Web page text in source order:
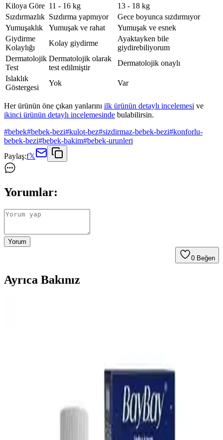
Kiloya Göre 11 - 16 kg
13 - 18 kg
Sızdırmazlık Sızdırma yapmıyor
Gece boyunca sızdırmıyor
Yumuşaklık
Yumuşak ve rahat
Yumuşak ve esnek
Giydirme
Kolaylığı
Kolay giydirme
Ayaktayken bile
giydirebiliyorum
Dermatolojik
Test
Dermatolojik olarak
test edilmiştir
Dermatolojik onaylı
Islaklık
Göstergesi
Yok Var
Her ürünün öne çıkan yanlarını ilk ürünün detaylı incelemesi ve
ikinci ürünün detaylı incelemesinde bulabilirsin.
#bebek#bebek-bezi#kulot-bez#sizdirmaz-bebek-bezi#konforlu-
bebek-bezi#bebek-bakim#bebek-urunleri
Paylaş:f𝕏
Yorumlar:
Yorum
0 Beğen
Ayrıca Bakınız
En İyi Bebek Gaz İlacı Seçimi: Güvenilir ve Doğal
Çözümlerle Bebek Rahatlığı
Bebeklerin gaz sancılarını hafifletmek için doğal ve güvenilir bebek
gaz ilaçları hakkında bilgi alın. Doğru ürün seçimiyle bebeğinizin